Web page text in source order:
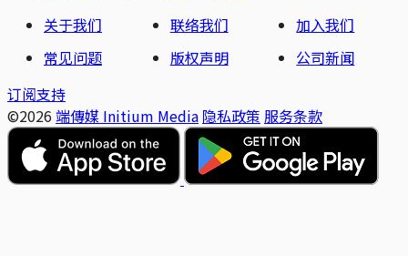
关于我们
联络我们
加入我们
常见问题
版权声明
公司新闻
订阅支持
©2026 端傳媒 Initium Media 隐私政策 服务条款